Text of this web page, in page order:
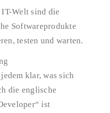
Welt sind die
Softwareprodukte
testen und warten.
klar, was sich
die englische
ist